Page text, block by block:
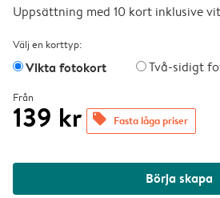
Uppsättning med 10 kort inklusive
Välj en korttyp:
Vikta fotokort Två-sidigt
Från
139 kr offers Fasta låga priser
Börja skapa